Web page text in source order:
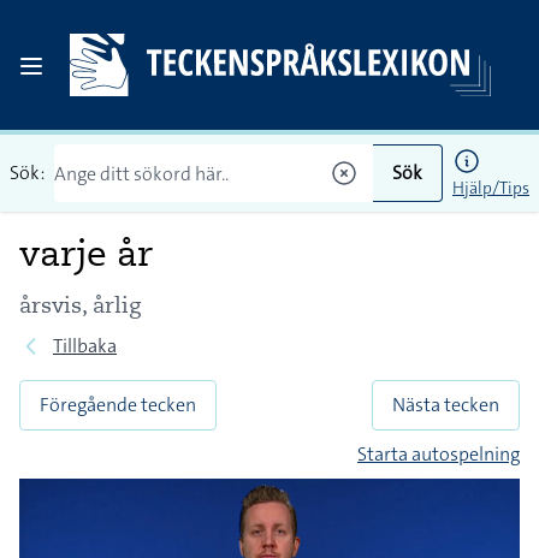
Sök: Sök
Hjälp/Tips
varje år
årsvis, årlig
Tillbaka
Föregående tecken
Nästa tecken
Starta autospelning